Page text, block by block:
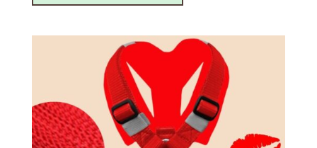
mehrere
Varianten
auf.
Die
Optionen